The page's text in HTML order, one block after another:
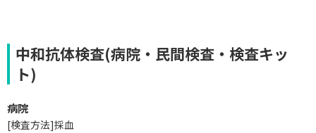
中和抗体検査(病院・民間検査・検査キッ
ト)
病院
[検査方法]採血